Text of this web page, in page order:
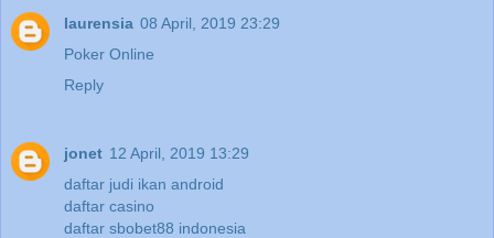
laurensia 08 April, 2019 23:29
Poker Online
Reply
jonet 12 April, 2019 13:29
daftar judi ikan android
daftar casino
daftar sbobet88 indonesia